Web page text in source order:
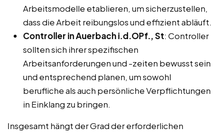
Arbeitsmodelle etablieren, um sicherzustellen,
dass die Arbeit reibungslos und effizient abläuft.
Controller in Auerbach i.d.OPf., St: Controller
sollten sich ihrer spezifischen
Arbeitsanforderungen und -zeiten bewusst sein
und entsprechend planen, um sowohl
berufliche als auch persönliche Verpflichtungen
in Einklang zu bringen.
Insgesamt hängt der Grad der erforderlichen